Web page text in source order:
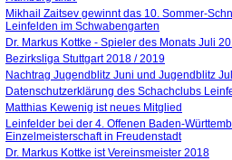
Mikhail Zaitsev gewinnt das 10. Sommer-
Leinfelden im Schwabengarten
Dr. Markus Kottke - Spieler des Monats Juli
Bezirksliga Stuttgart 2018 / 2019
Nachtrag Jugendblitz Juni und Jugendblitz
Datenschutzerklärung des Schachclubs
Matthias Kewenig ist neues Mitglied
Leinfelder bei der 4. Offenen Baden-
Einzelmeisterschaft in Freudenstadt
Dr. Markus Kottke ist Vereinsmeister 2018